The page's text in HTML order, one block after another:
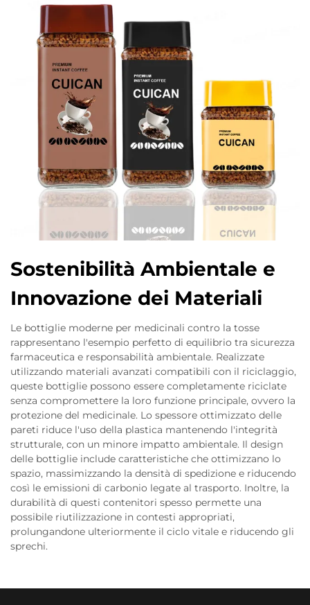
Sostenibilità Ambientale e
Innovazione dei Materiali
Le bottiglie moderne per medicinali contro la tosse
rappresentano l'esempio perfetto di equilibrio tra sicurezza
farmaceutica e responsabilità ambientale. Realizzate
utilizzando materiali avanzati compatibili con il riciclaggio,
queste bottiglie possono essere completamente riciclate
senza compromettere la loro funzione principale, ovvero la
protezione del medicinale. Lo spessore ottimizzato delle
pareti riduce l'uso della plastica mantenendo l'integrità
strutturale, con un minore impatto ambientale. Il design
delle bottiglie include caratteristiche che ottimizzano lo
spazio, massimizzando la densità di spedizione e riducendo
così le emissioni di carbonio legate al trasporto. Inoltre, la
durabilità di questi contenitori spesso permette una
possibile riutilizzazione in contesti appropriati,
prolungandone ulteriormente il ciclo vitale e riducendo gli
sprechi.